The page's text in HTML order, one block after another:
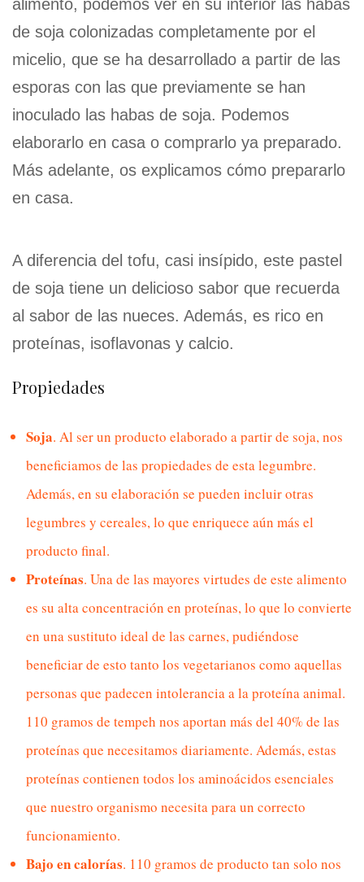
alimento, podemos ver en su interior las habas
de soja colonizadas completamente por el
micelio, que se ha desarrollado a partir de las
esporas con las que previamente se han
inoculado las habas de soja. Podemos
elaborarlo en casa o comprarlo ya preparado.
Más adelante, os explicamos cómo prepararlo
en casa.
A diferencia del tofu, casi insípido, este pastel
de soja tiene un delicioso sabor que recuerda
al sabor de las nueces. Además, es rico en
proteínas, isoflavonas y calcio.
Propiedades
Soja. Al ser un producto elaborado a partir de soja, nos
beneficiamos de las propiedades de esta legumbre.
Además, en su elaboración se pueden incluir otras
legumbres y cereales, lo que enriquece aún más el
producto final.
Proteínas. Una de las mayores virtudes de este alimento
es su alta concentración en proteínas, lo que lo convierte
en una sustituto ideal de las carnes, pudiéndose
beneficiar de esto tanto los vegetarianos como aquellas
personas que padecen intolerancia a la proteína animal.
110 gramos de tempeh nos aportan más del 40% de las
proteínas que necesitamos diariamente. Además, estas
proteínas contienen todos los aminoácidos esenciales
que nuestro organismo necesita para un correcto
funcionamiento.
Bajo en calorías. 110 gramos de producto tan solo nos